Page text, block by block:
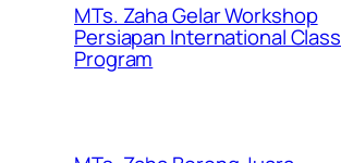
MTs. Zaha Gelar Workshop
Persiapan International Class
Program